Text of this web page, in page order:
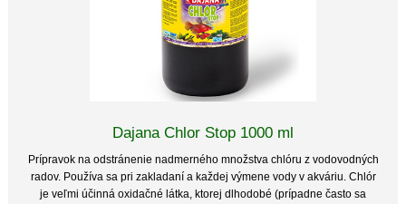
Dajana Chlor Stop 1000 ml
Prípravok na odstránenie nadmerného množstva chlóru z vodovodných
radov. Používa sa pri zakladaní a každej výmene vody v akváriu. Chlór
je veľmi účinná oxidačné látka, ktorej dlhodobé (prípadne často sa